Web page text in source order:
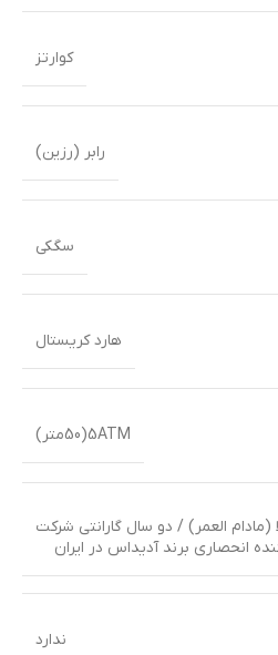
کوارتز
رابر (رزین)
سگکی
هارد کریستال
5ATM(50متر)
(مادام العمر) / دو سال گارانتی شرکت
انحصاری برند آدیداس در ایران
ندارد